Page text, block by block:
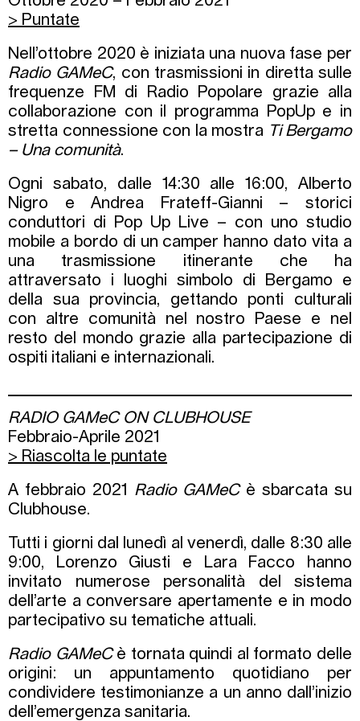
> Puntate
Nell’ottobre 2020 è iniziata una nuova fase per
Radio GAMeC, con trasmissioni in diretta sulle
frequenze FM di Radio Popolare grazie alla
collaborazione con il programma PopUp e in
stretta connessione con la mostra Ti Bergamo
– Una comunità.
Ogni sabato, dalle 14:30 alle 16:00, Alberto
Nigro e Andrea Frateff-Gianni – storici
conduttori di Pop Up Live – con uno studio
mobile a bordo di un camper hanno dato vita a
una trasmissione itinerante che ha
attraversato i luoghi simbolo di Bergamo e
della sua provincia, gettando ponti culturali
con altre comunità nel nostro Paese e nel
resto del mondo grazie alla partecipazione di
ospiti italiani e internazionali.
RADIO GAMeC ON CLUBHOUSE
Febbraio-Aprile 2021
> Riascolta le puntate
A febbraio 2021 Radio GAMeCè sbarcata su
Clubhouse.
Tutti i giorni dal lunedì al venerdì, dalle 8:30 alle
9:00, Lorenzo Giusti e Lara Facco hanno
invitato numerose personalità del sistema
dell’arte a conversare apertamente e in modo
partecipativo su tematiche attuali.
Radio GAMeC è tornata quindi al formato delle
origini: un appuntamento quotidiano per
condividere testimonianze a un anno dall’inizio
dell’emergenza sanitaria.